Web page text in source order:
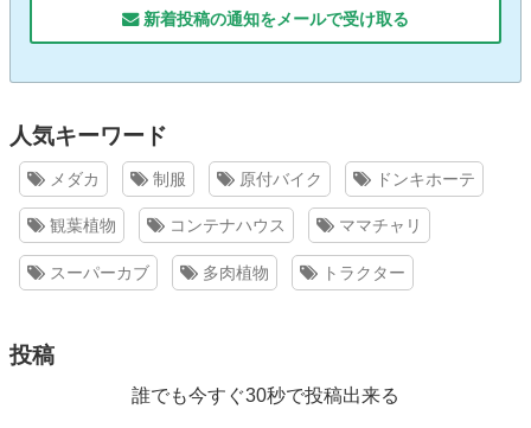
新着投稿の通知をメールで受け取る
人気キーワード
メダカ 制服 原付バイク ドンキホーテ
観葉植物 コンテナハウス ママチャリ
スーパーカブ 多肉植物 トラクター
投稿
誰でも今すぐ30秒で投稿出来る